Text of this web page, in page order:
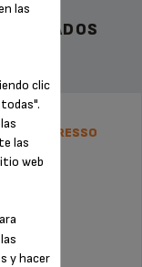
ESPRESSO
las
clic
las
web
y hacer